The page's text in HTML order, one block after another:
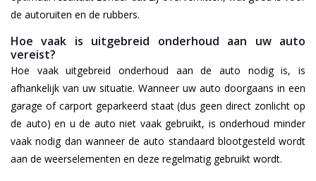
de autoruiten en de rubbers.
Hoe vaak is uitgebreid onderhoud aan uw auto
vereist?
Hoe vaak uitgebreid onderhoud aan de auto nodig is, is
afhankelijk van uw situatie. Wanneer uw auto doorgaans in een
garage of carport geparkeerd staat (dus geen direct zonlicht op
de auto) en u de auto niet vaak gebruikt, is onderhoud minder
vaak nodig dan wanneer de auto standaard blootgesteld wordt
aan de weerselementen en deze regelmatig gebruikt wordt.